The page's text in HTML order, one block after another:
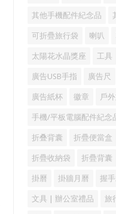
其他手機配件紀念品
可折疊旅行袋 喇叭
太陽花水晶獎座 工具
廣告USB手指 廣告尺
廣告紙杯 徽章 戶
手機/平板電腦配件紀念
折叠背囊 折疊便當盒
折疊收納袋 折疊背囊
掛曆 掛牆月曆 握
文具 | 辦公室禮品 旅